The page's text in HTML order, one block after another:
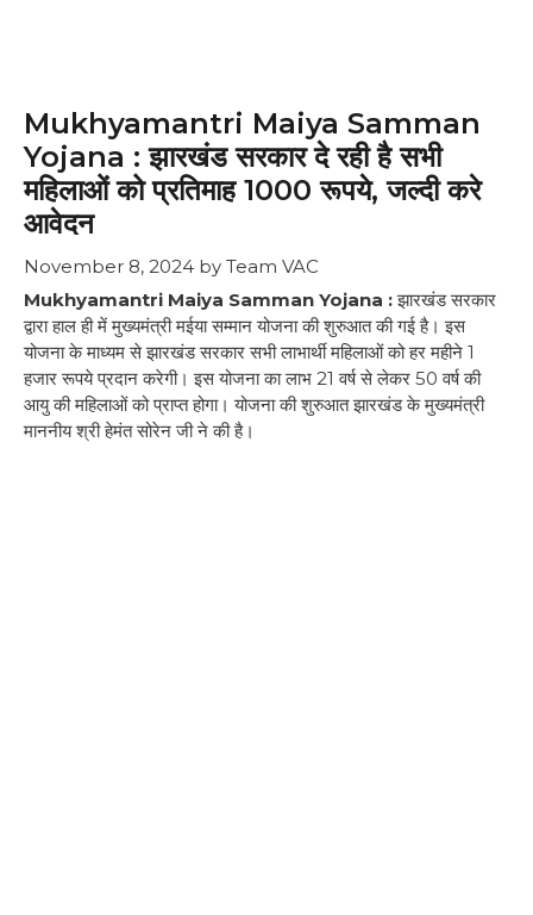
Mukhyamantri Maiya Samman
Yojana : झारखंड सरकार दे रही है सभी
महिलाओं को प्रतिमाह 1000 रूपये, जल्दी करे
आवेदन
November 8, 2024 by Team VAC
Mukhyamantri Maiya Samman Yojana :झारखंड सरकार
द्वारा हाल ही में मुख्यमंत्री मईया सम्मान योजना की शुरुआत की गई है। इस
योजना के माध्यम से झारखंड सरकार सभी लाभार्थी महिलाओं को हर महीने 1
हजार रूपये प्रदान करेगी। इस योजना का लाभ 21 वर्ष से लेकर 50 वर्ष की
आयु की महिलाओं को प्राप्त होगा। योजना की शुरुआत झारखंड के मुख्यमंत्री
माननीय श्री हेमंत सोरेन जी ने की है।